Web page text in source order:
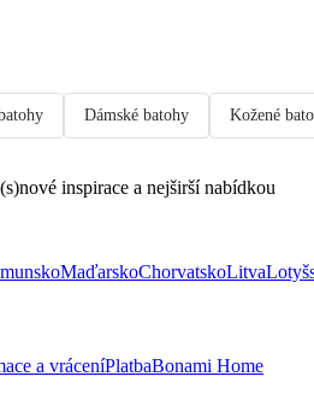
Dámské batohy Kožené
inspirace a nejširší nabídkou
MaďarskoChorvatskoLitva
a vráceníPlatbaBonami Home